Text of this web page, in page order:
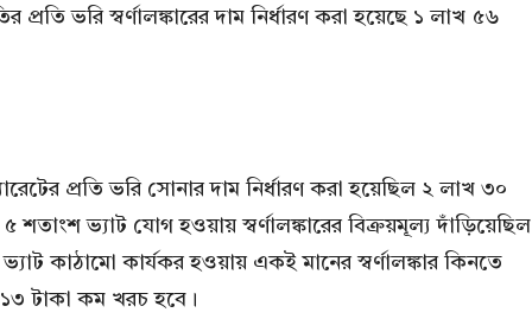
ভরি স্বর্ণালঙ্কারের দাম নির্ধারণ করা হয়েছে ১ লাখ ৫৬
প্রতি ভরি সোনার দাম নির্ধারণ করা হয়েছিল ২ লাখ ৩০
ভ্যাট যোগ হওয়ায় স্বর্ণালঙ্কারের বিক্রয়মূল্য দাঁড়িয়েছিল
কাঠামো কার্যকর হওয়ায় একই মানের স্বর্ণালঙ্কার কিনতে
টাকা কম খরচ হবে।